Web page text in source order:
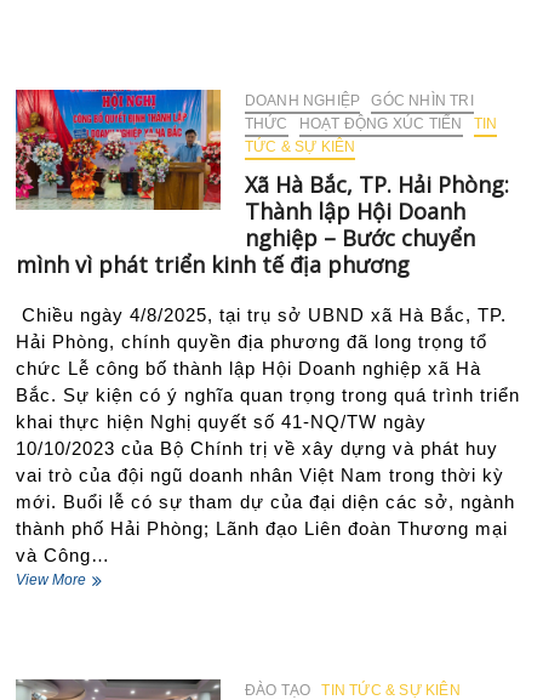
nắm
bắt
chính
sách
mới
về
hiểm
xã
DOANH NGHIỆP
GÓC NHÌN TRI
THỨC
HOẠT ĐỘNG XÚC TIẾN
TIN
TỨC & SỰ KIÊN
Xã Hà Bắc, TP. Hải Phòng:
Thành lập Hội Doanh
nghiệp – Bước chuyển
mình vì phát triển kinh tế địa phương
Chiều ngày 4/8/2025, tại trụ sở UBND xã Hà Bắc, TP.
Hải Phòng, chính quyền địa phương đã long trọng tổ
chức Lễ công bố thành lập Hội Doanh nghiệp xã Hà
Bắc. Sự kiện có ý nghĩa quan trọng trong quá trình triển
khai thực hiện Nghị quyết số 41-NQ/TW ngày
10/10/2023 của Bộ Chính trị về xây dựng và phát huy
vai trò của đội ngũ doanh nhân Việt Nam trong thời kỳ
mới. Buổi lễ có sự tham dự của đại diện các sở, ngành
thành phố Hải Phòng; Lãnh đạo Liên đoàn Thương mại
và Công…
View MoreXã
Phòng:
ĐÀO TẠO TIN TỨC & SỰ KIÊN